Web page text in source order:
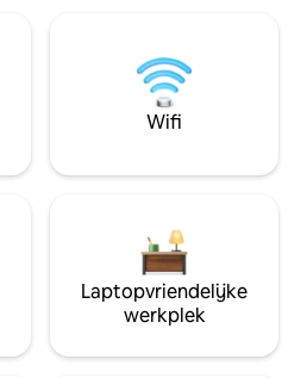
Wifi
Laptopvriendelijke
werkplek